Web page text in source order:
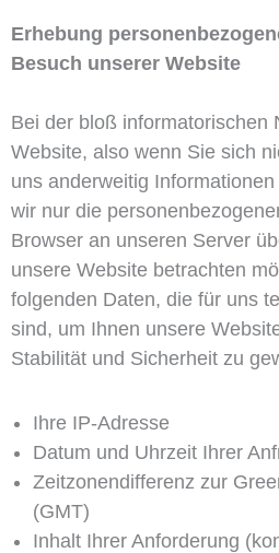
Erhebung
Besuch unserer Website
Bei der bloß informatorischen
Website, also wenn Sie sich
uns anderweitig
wir nur die
Browser an unseren Server
unsere Website betrachten
folgenden Daten, die für uns
sind, um Ihnen unsere
Stabilität und Sicherheit zu
Ihre IP-Adresse
Datum und Uhrzeit Ihrer
Zeitzonendifferenz zur
(GMT)
Inhalt Ihrer Anforderung